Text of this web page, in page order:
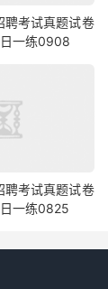
聘考试真题试卷
一练0908
聘考试真题试卷
一练0825